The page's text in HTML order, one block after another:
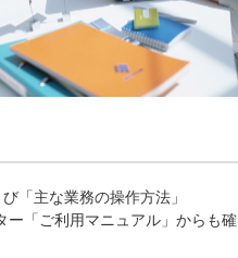
「主な業務の操作方法」
ー「ご利用マニュアル」からも確